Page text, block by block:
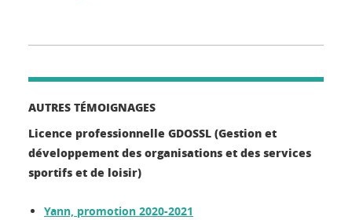
AUTRES TÉMOIGNAGES
Licence professionnelle GDOSSL (Gestion et
développement des organisations et des services
sportifs et de loisir)
Yann, promotion 2020-2021